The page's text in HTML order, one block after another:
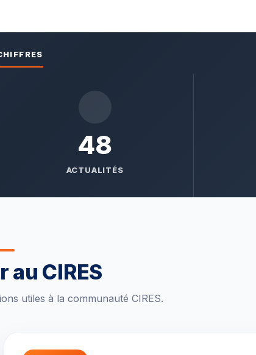
48
ACTUALITÉS
CIRES
utiles à la communauté CIRES.